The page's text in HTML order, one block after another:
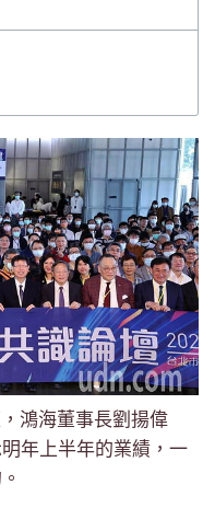
鴻海董事長劉揚偉
年上半年的業績，一